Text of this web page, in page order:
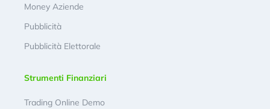
Money Aziende
Pubblicità
Pubblicità Elettorale
Strumenti Finanziari
Trading Online Demo